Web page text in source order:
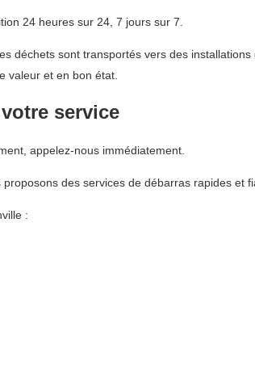
24 heures sur 24, 7 jours sur 7.
déchets sont transportés vers des
valeur et en bon état.
service
appelez-nous immédiatement.
des services de débarras rapides
: